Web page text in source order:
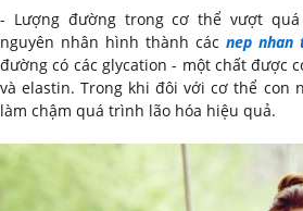
- Lượng đường trong cơ thể vượt
nguyên nhân hình thành các nep nhan
đường có các glycation - một chất được
và elastin. Trong khi đôi với cơ thể con
làm chậm quá trình lão hóa hiệu quả.